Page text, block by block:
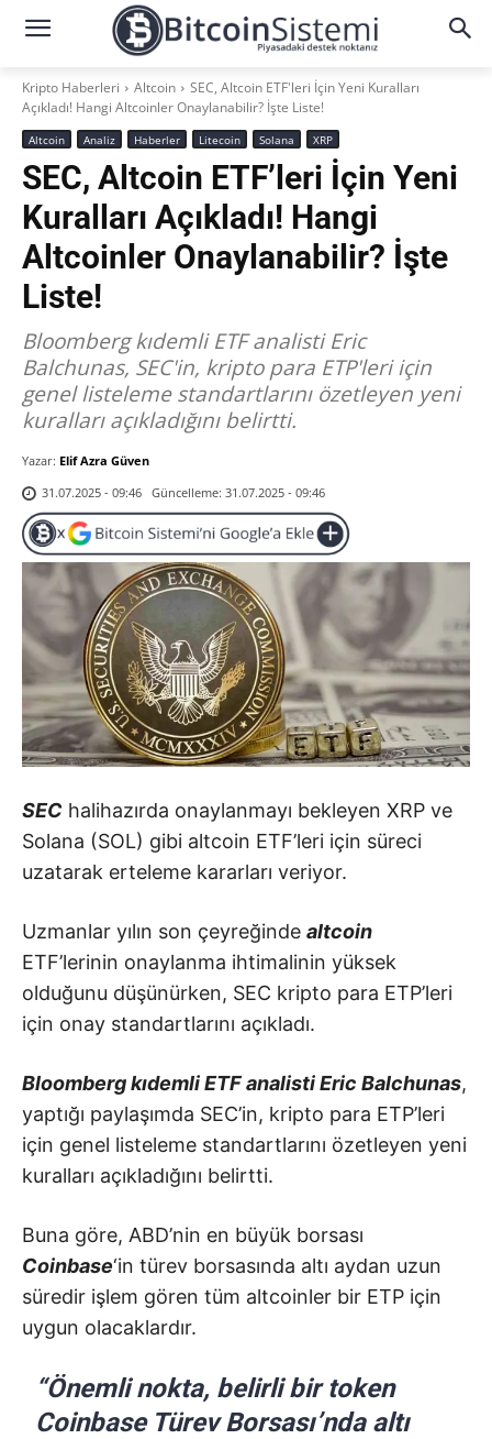
Kripto Haberleri Altcoin
SEC, Altcoin ETF'leri İçin Yeni Kuralları
Açıkladı! Hangi Altcoinler Onaylanabilir? İşte Liste!
Altcoin Analiz Haberler Litecoin Solana XRP
SEC, Altcoin ETF’leri İçin Yeni
Kuralları Açıkladı! Hangi
Altcoinler Onaylanabilir? İşte
Liste!
Bloomberg kıdemli ETF analisti Eric
Balchunas, SEC'in, kripto para ETP'leri için
genel listeleme standartlarını özetleyen yeni
kuralları açıkladığını belirtti.
Yazar: Elif Azra Güven
31.07.2025 - 09:46 Güncelleme: 31.07.2025 - 09:46
SEC halihazırda onaylanmayı bekleyen XRP ve
Solana (SOL) gibi altcoin ETF’leri için süreci
uzatarak erteleme kararları veriyor.
Uzmanlar yılın son çeyreğinde altcoin
ETF’lerinin onaylanma ihtimalinin yüksek
olduğunu düşünürken, SEC kripto para ETP’leri
için onay standartlarını açıkladı.
Bloomberg kıdemli ETF analisti Eric Balchunas,
yaptığı paylaşımda SEC’in, kripto para ETP’leri
için genel listeleme standartlarını özetleyen yeni
kuralları açıkladığını belirtti.
Buna göre, ABD’nin en büyük borsası
Coinbase‘in türev borsasında altı aydan uzun
süredir işlem gören tüm altcoinler bir ETP için
uygun olacaklardır.
“Önemli nokta, belirli bir token
Coinbase Türev Borsası’nda altı